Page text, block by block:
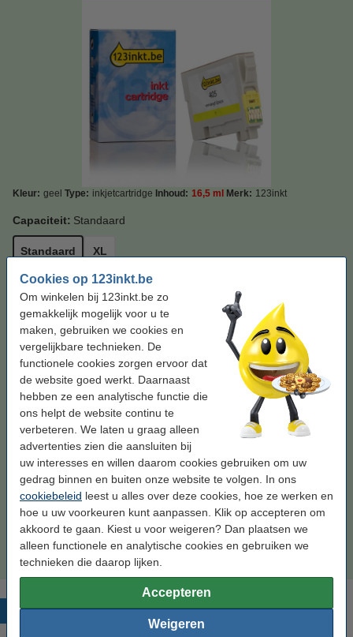
Cookies op 123inkt.be
Om winkelen bij 123inkt.be zo
gemakkelijk mogelijk voor u te
maken, gebruiken we cookies en
vergelijkbare technieken. De
functionele cookies zorgen ervoor dat
de website goed werkt. Daarnaast
hebben ze een analytische functie die
ons helpt de website continu te
verbeteren. We laten u graag alleen
advertenties zien die aansluiten bij
uw interesses en willen daarom cookies gebruiken om uw
gedrag binnen en buiten onze website te volgen. In ons
cookiebeleid leest u alles over deze cookies, hoe ze werken en
hoe u uw voorkeuren kunt aanpassen. Klik op accepteren om
akkoord te gaan. Kiest u voor weigeren? Dan plaatsen we
alleen functionele en analytische cookies en gebruiken we
technieken die daarop lijken.
Accepteren
Weigeren
Kleur: geel Type: inkjetcartridge Inhoud: 16,5 ml Merk: 123inkt
Capaciteit: Standaard
Standaard XL
Kleur: geel
geel
Bekijk de specificaties en omschrijving
op uw inkt (zonder kwaliteitsverlies)!
Direct leverbaar
Morgen in huis
Prijs per ml € 1,06
€ 17,50
Tip: complete set bestellen
Epson 405 (T05G6) multipack zwart + 3 kleuren
(123inkt huismerk)
€ 79,50
Populaire producten